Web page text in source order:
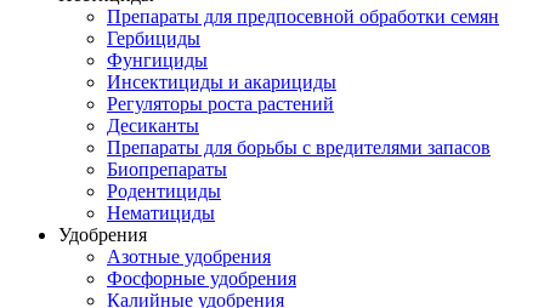
Препараты для предпосевной обработки семян
Гербициды
Фунгициды
Инсектициды и акарициды
Регуляторы роста растений
Десиканты
Препараты для борьбы с вредителями запасов
Биопрепараты
Родентициды
Нематициды
Удобрения
Азотные удобрения
Фосфорные удобрения
Калийные удобрения